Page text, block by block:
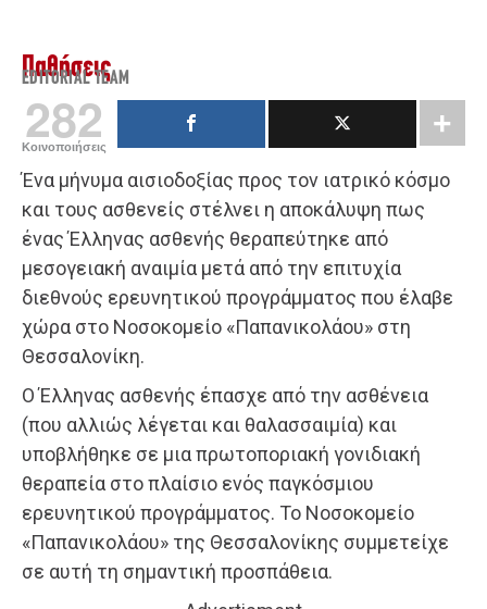
Παθήσεις
EDITORIAL TEAM
282
Κοινοποιήσεις
Ένα μήνυμα αισιοδοξίας προς τον ιατρικό κόσμο
και τους ασθενείς στέλνει η αποκάλυψη πως
ένας Έλληνας ασθενής θεραπεύτηκε από
μεσογειακή αναιμία μετά από την επιτυχία
διεθνούς ερευνητικού προγράμματος που έλαβε
χώρα στο Νοσοκομείο «Παπανικολάου» στη
Θεσσαλονίκη.
Ο Έλληνας ασθενής έπασχε από την ασθένεια
(που αλλιώς λέγεται και θαλασσαιμία) και
υποβλήθηκε σε μια πρωτοποριακή γονιδιακή
θεραπεία στο πλαίσιο ενός παγκόσμιου
ερευνητικού προγράμματος. Το Νοσοκομείο
«Παπανικολάου» της Θεσσαλονίκης συμμετείχε
σε αυτή τη σημαντική προσπάθεια.